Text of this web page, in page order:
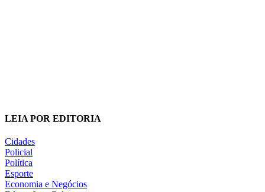
LEIA POR EDITORIA
Cidades
Policial
Política
Esporte
Economia e Negócios